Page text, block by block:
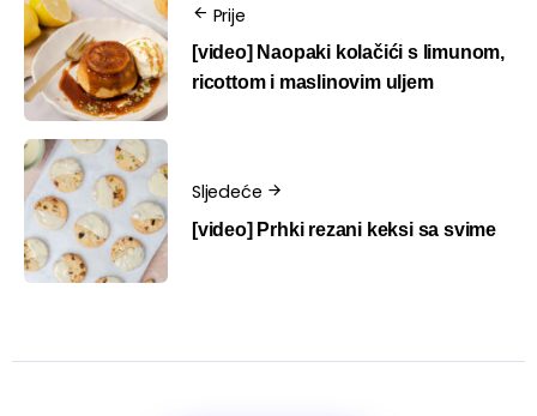
Prije
[video] Naopaki kolačići s limunom,
ricottom i maslinovim uljem
Sljedeće
[video] Prhki rezani keksi sa svime